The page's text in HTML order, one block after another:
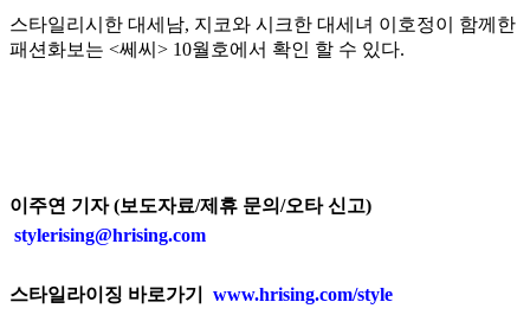
스타일리시한 대세남, 지코와 시크한 대세녀 이호정이 함께한
패션화보는 <쎄씨> 10월호에서 확인 할 수 있다.
이주연 기자 (보도자료/제휴 문의/오타 신고)
stylerising@hrising.com
스타일라이징 바로가기 www.hrising.com/style